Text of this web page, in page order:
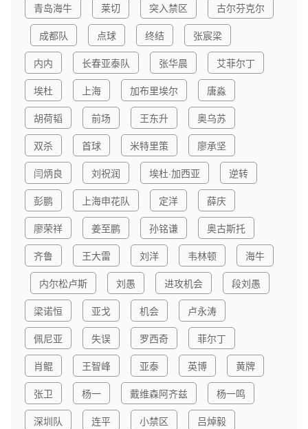
青岛海牛
莱切 突入禁区
古尔芬克尔
成都队
点球 终结
张宸梁
内内
长春亚泰队 张华晨
艾菲尔丁
埃杜
上海 加布里埃尔
唐淼
胡荷韬
前场 王东升
奥乌苏
双杀
首球 米特里策
廖承坚
闫炳良
刘祝润 埃杜·加西亚
逆转
彭鹏
上海申花队 定洋
薛庆
廖荣祥
姜至鹏 孙铭谦
奥古斯托
齐鲁
王大雷 刘洋 韦林顿
海牛
内尔松卢斯
刘愚 进攻机会
段刘愚
梁诺恒
亚戈 机会
卢永涛
佩尼亚
失误 罗西奇
菲尔丁
肖鲲
王智峰 亚泰 英博
黄牌
张卫
杨一 戴维森阿齐兹
杨一鸣
深圳队
连平 小禁区
吕焯毅